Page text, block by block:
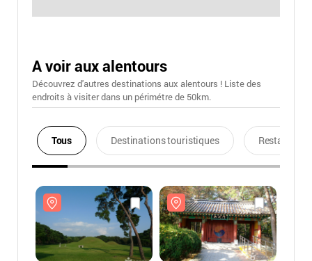
A voir aux alentours
Découvrez d'autres destinations aux alentours ! Liste des
endroits à visiter dans un périmétre de 50km.
Tous Destinations touristiques Restaurants